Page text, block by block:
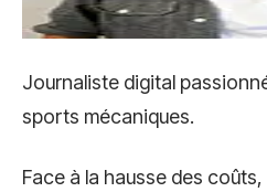
Journaliste digital
sports mécaniques.
Face à la hausse des